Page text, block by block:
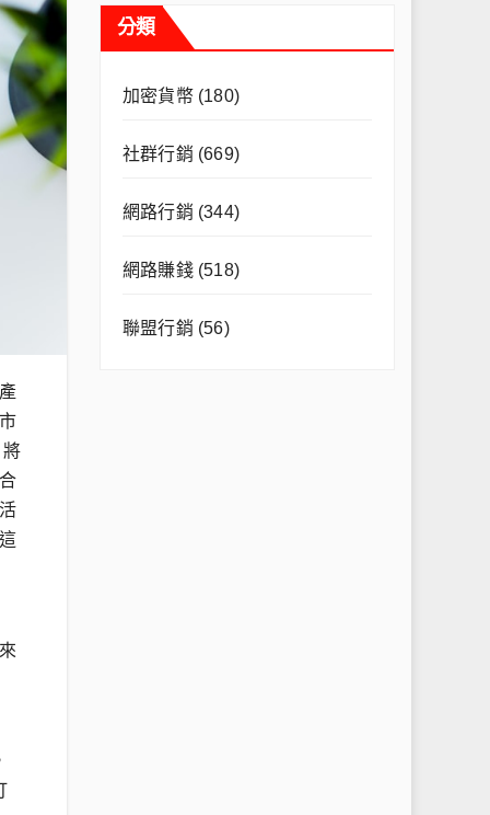
將
分類
加密貨幣(180)
社群行銷 (669)
網路行銷 (344)
網路賺錢(518)
聯盟行銷 (56)